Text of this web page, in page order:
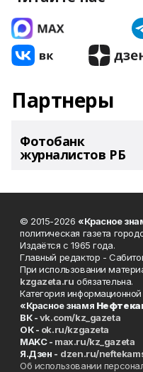
Партнеры
Фотобанк
журналистов РБ
© 2015-2026 «Красное
политическая газета
Издаётся с 1965 года.
Главный редактор -
При использовании
kzgazeta.ru обязательна.
Категория
«Красное знамя
ВК -vk.com/kz_gazeta
ОК - ok.ru/kzgazeta
MAKC - max.ru/kz_gazeta
Я.Дзен - dzen.ru/
Об использовании